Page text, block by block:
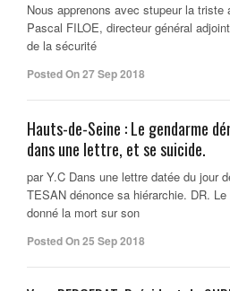
Nous apprenons avec stupeur la triste
Pascal FILOE, directeur général
de la sécurité
Posted On 27 Sep 2018
Hauts-de-Seine : Le gendarme
dans une lettre, et se suicide.
par Y.C Dans une lettre datée du jour
TESAN dénonce sa hiérarchie. DR.
donné la mort sur son
Posted On 25 Sep 2018